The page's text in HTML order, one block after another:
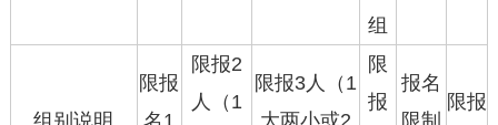
组
组别说明
限报
名1
限报2
人（1
限报3人（1
大两小或2
限
报
报名
限制
限报